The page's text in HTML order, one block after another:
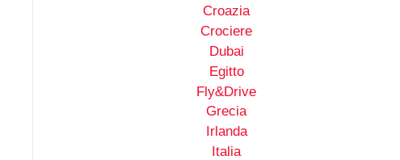
Croazia
Crociere
Dubai
Egitto
Fly&Drive
Grecia
Irlanda
Italia